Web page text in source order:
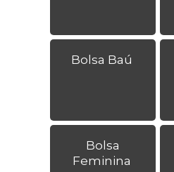
Bolsa Baú
Bolsa
Feminina